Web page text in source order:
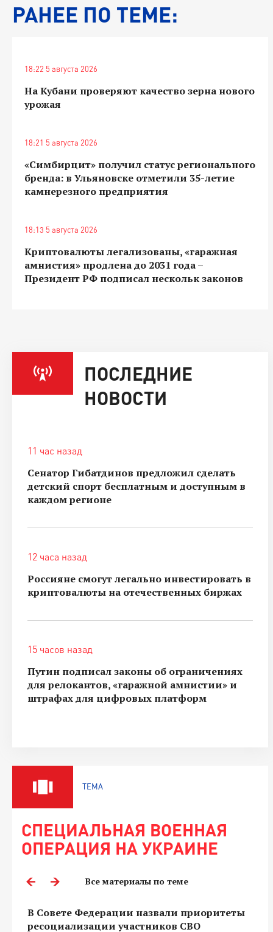
РАНЕЕ ПО ТЕМЕ:
18:22 5 августа 2026
На Кубани проверяют качество зерна нового
урожая
18:21 5 августа 2026
«Симбирцит» получил статус регионального
бренда: в Ульяновске отметили 35-летие
камнерезного предприятия
18:13 5 августа 2026
Криптовалюты легализованы, «гаражная
амнистия» продлена до 2031 года –
Президент РФ подписал нескольк законов
ПОСЛЕДНИЕ
НОВОСТИ
11 час назад
Сенатор Гибатдинов предложил сделать
детский спорт бесплатным и доступным в
каждом регионе
12 часа назад
Россияне смогут легально инвестировать в
криптовалюты на отечественных биржах
15 часов назад
Путин подписал законы об ограничениях
для релокантов, «гаражной амнистии» и
штрафах для цифровых платформ
ТЕМА
СПЕЦИАЛЬНАЯ ВОЕННАЯ
ОПЕРАЦИЯ НА УКРАИНЕ
Все материалы по теме
В Совете Федерации назвали приоритеты
ресоциализации участников СВО